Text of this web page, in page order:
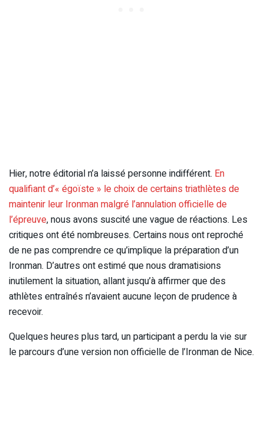
Hier, notre éditorial n’a laissé personne indifférent. En
qualifiant d’« égoïste » le choix de certains triathlètes de
maintenir leur Ironman malgré l’annulation officielle de
l’épreuve, nous avons suscité une vague de réactions. Les
critiques ont été nombreuses. Certains nous ont reproché
de ne pas comprendre ce qu’implique la préparation d’un
Ironman. D’autres ont estimé que nous dramatisions
inutilement la situation, allant jusqu’à affirmer que des
athlètes entraînés n’avaient aucune leçon de prudence à
recevoir.
Quelques heures plus tard, un participant a perdu la vie sur
le parcours d’une version non officielle de l’Ironman de Nice.